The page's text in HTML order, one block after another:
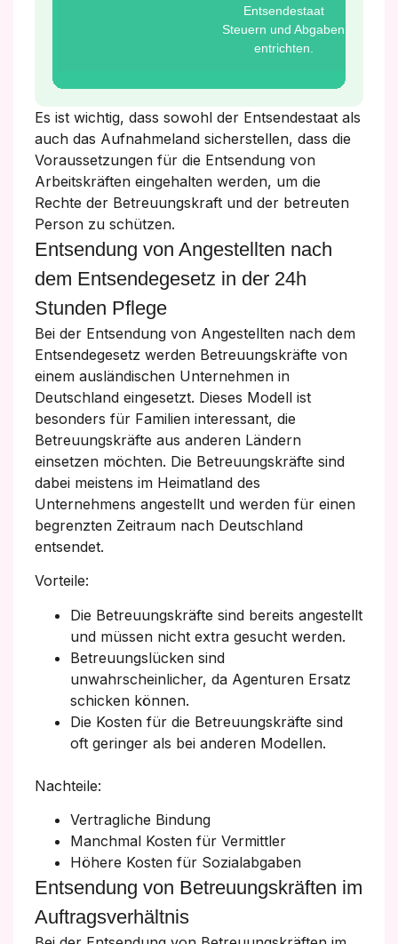
Entsendestaat
Steuern und Abgaben
entrichten.
Es ist wichtig, dass sowohl der Entsendestaat als
auch das Aufnahmeland sicherstellen, dass die
Voraussetzungen für die Entsendung von
Arbeitskräften eingehalten werden, um die
Rechte der Betreuungskraft und der betreuten
Person zu schützen.
Entsendung von Angestellten nach
dem Entsendegesetz in der 24h
Stunden Pflege
Bei der Entsendung von Angestellten nach dem
Entsendegesetz werden Betreuungskräfte von
einem ausländischen Unternehmen in
Deutschland eingesetzt. Dieses Modell ist
besonders für Familien interessant, die
Betreuungskräfte aus anderen Ländern
einsetzen möchten. Die Betreuungskräfte sind
dabei meistens im Heimatland des
Unternehmens angestellt und werden für einen
begrenzten Zeitraum nach Deutschland
entsendet.
Vorteile:
Die Betreuungskräfte sind bereits angestellt
und müssen nicht extra gesucht werden.
Betreuungslücken sind
unwahrscheinlicher, da Agenturen Ersatz
schicken können.
Die Kosten für die Betreuungskräfte sind
oft geringer als bei anderen Modellen.
Nachteile:
Vertragliche Bindung
Manchmal Kosten für Vermittler
Höhere Kosten für Sozialabgaben
Entsendung von Betreuungskräften im
Auftragsverhältnis